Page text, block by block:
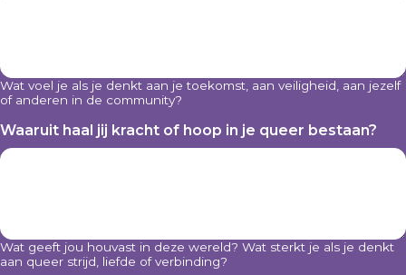
Wat voel je als je denkt aan je toekomst, aan veiligheid, aan jezelf
of anderen in de community?
Waaruit haal jij kracht of hoop in je queer bestaan?
Wat geeft jou houvast in deze wereld? Wat sterkt je als je denkt
aan queer strijd, liefde of verbinding?